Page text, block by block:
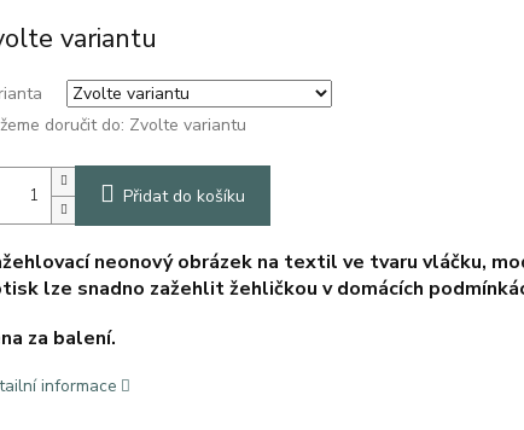
variantu
doručit do: Zvolte variantu
Přidat do košíku
neonový obrázek na textil ve tvaru vláčku,
lze snadno zažehlit žehličkou v domácích
za balení.
informace